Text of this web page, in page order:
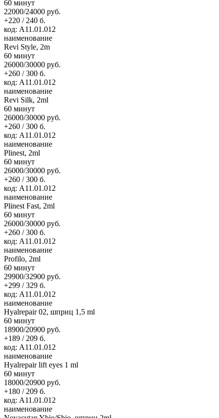
60 минут
22000/24000 руб.
+220 / 240 б.
код: А11.01.012
наименование
Revi Style, 2m
60 минут
26000/30000 руб.
+260 / 300 б.
код: А11.01.012
наименование
Revi Silk, 2ml
60 минут
26000/30000 руб.
+260 / 300 б.
код: А11.01.012
наименование
Plinest, 2ml
60 минут
26000/30000 руб.
+260 / 300 б.
код: А11.01.012
наименование
Plinest Fast, 2ml
60 минут
26000/30000 руб.
+260 / 300 б.
код: А11.01.012
наименование
Profilo, 2ml
60 минут
29900/32900 руб.
+299 / 329 б.
код: А11.01.012
наименование
Hyalrepair 02, шприц 1,5 ml
60 минут
18900/20900 руб.
+189 / 209 б.
код: А11.01.012
наименование
Hyalrepair lift eyes 1 ml
60 минут
18000/20900 руб.
+180 / 209 б.
код: А11.01.012
наименование